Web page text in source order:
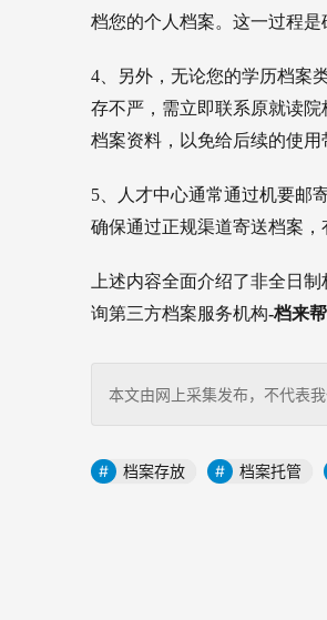
档您的个人档案。这一过程是
4、另外，无论您的学历档案
存不严，需立即联系原就读
档案资料，以免给后续的使用
5、人才中心通常通过机要邮
确保通过正规渠道寄送档案，
上述内容全面介绍了非全日
询第三方档案服务机构-档来帮
本文由网上采集发布，不代表
档案存放 档案托管